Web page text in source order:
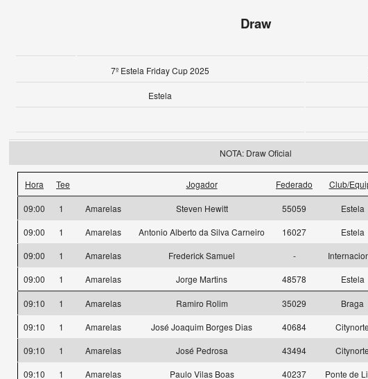
Draw
7º Estela Friday Cup 2025
Estela
NOTA: Draw Oficial
Hora Tee Jogador Federado Club/
09:00 1 Amarelas Steven Hewitt 55059 Estela
09:00
1 Amarelas Antonio Alberto da Silva Carneiro 16027 Estela
09:00
1 Amarelas Frederick Samuel -
09:00
1 Amarelas Jorge Martins 48578 Estela
09:10 1 Amarelas Ramiro Rolim 35029 Braga
09:10
1 Amarelas José Joaquim Borges Dias 40684 Citynorte
09:10
1 Amarelas José Pedrosa 43494 Citynorte
09:10
1 Amarelas Paulo Vilas Boas 40237 Ponte de